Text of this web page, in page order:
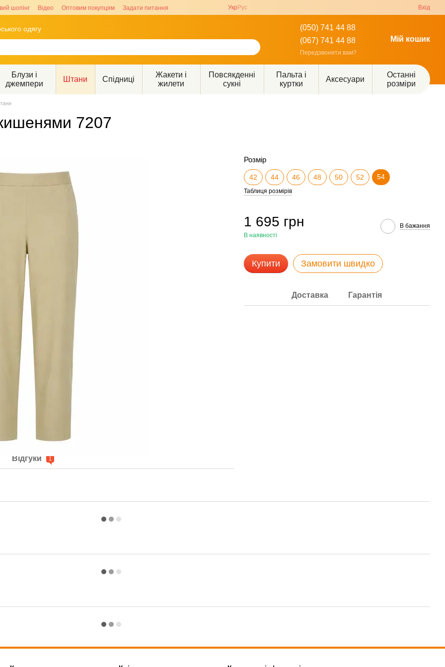
шопінг Відео Оптовим покупцям Задати питання Укр Рус Вхід
одягу
(050) 741 44 88
(067) 741 44 88
Передзвонити вам?
Мій кошик
Блузи і
джемпери
Штани Спідниці
Жакети і
жилети
Повсякденні
сукні
Пальта і
куртки
Аксесуари
Останні
розміри
7207
Відгуки 1
Розмір
42 44 46 48 50 52 54
Таблиця розмірів
1 695 грн
В наявності
В бажання
Купити Замовити швидко
Доставка Гарантія